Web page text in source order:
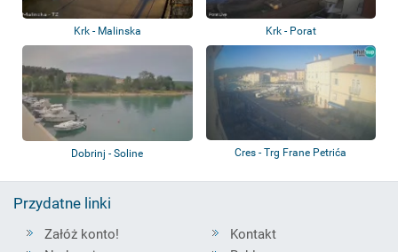
Krk - Malinska Krk - Porat
Dobrinj - Soline Cres - Trg Frane Petrića
Przydatne linki
Załóż konto!
Kontakt